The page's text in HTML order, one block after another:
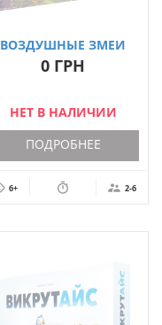
ВОЗДУШНЫЕ ЗМЕИ
0 ГРН
НЕТ В НАЛИЧИИ
ПОДРОБНЕЕ
6+ 2-6